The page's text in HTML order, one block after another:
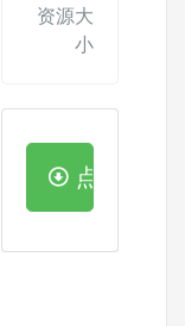
资源大
小
点击下载